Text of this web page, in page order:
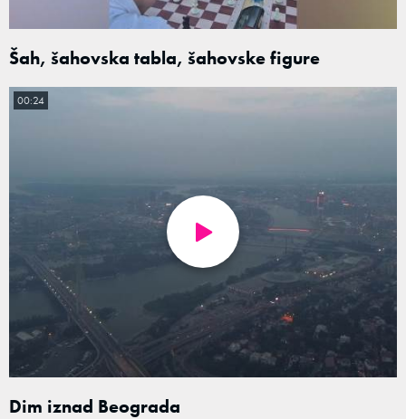
Šah, šahovska tabla, šahovske figure
Dim iznad Beograda
00:24